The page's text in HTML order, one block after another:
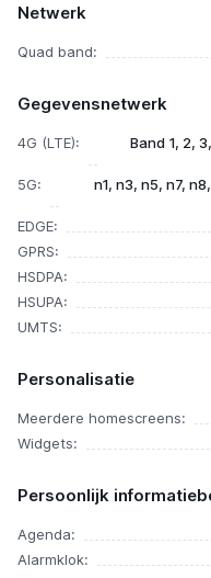
Netwerk
Quad band:
Gegevensnetwerk
4G (LTE):
Band 1, 2,
5G:
n1, n3, n5, n7,
EDGE:
GPRS:
HSDPA:
HSUPA:
UMTS:
Personalisatie
Meerdere homescreens:
Widgets:
Persoonlijk
Agenda:
Alarmklok: